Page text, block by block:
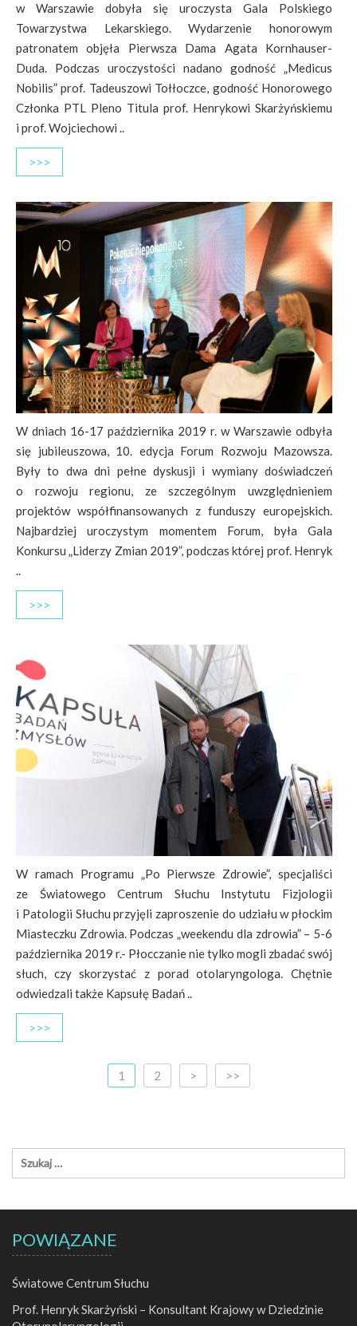
w Warszawie dobyła się uroczysta Gala Polskiego
Towarzystwa Lekarskiego. Wydarzenie honorowym
patronatem objęła Pierwsza Dama Agata Kornhauser-
Duda. Podczas uroczystości nadano godność „Medicus
Nobilis” prof. Tadeuszowi Tołłoczce, godność Honorowego
Członka PTL Pleno Titula prof. Henrykowi Skarżyńskiemu
i prof. Wojciechowi ..
>>>
W dniach 16-17 października 2019 r. w Warszawie odbyła
się jubileuszowa, 10. edycja Forum Rozwoju Mazowsza.
Były to dwa dni pełne dyskusji i wymiany doświadczeń
o rozwoju regionu, ze szczególnym uwzględnieniem
projektów współfinansowanych z funduszy europejskich.
Najbardziej uroczystym momentem Forum, była Gala
Konkursu „Liderzy Zmian 2019”, podczas której prof. Henryk
..
>>>
W ramach Programu „Po Pierwsze Zdrowie”, specjaliści
ze Światowego Centrum Słuchu Instytutu Fizjologii
i Patologii Słuchu przyjęli zaproszenie do udziału w płockim
Miasteczku Zdrowia. Podczas „weekendu dla zdrowia” – 5-6
października 2019 r.- Płocczanie nie tylko mogli zbadać swój
słuch, czy skorzystać z porad otolaryngologa. Chętnie
odwiedzali także Kapsułę Badań ..
>>>
1 2 > >>
POWIĄZANE
Światowe Centrum Słuchu
Prof. Henryk Skarżyński – Konsultant Krajowy w Dziedzinie